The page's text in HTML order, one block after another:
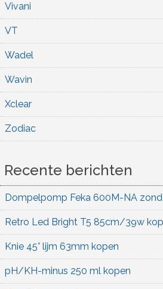
Vivani
VT
Wadel
Wavin
Xclear
Zodiac
Recente berichten
Dompelpomp Feka 600M-NA
Retro Led Bright T5 85cm/39w
Knie 45° lijm 63mm kopen
pH/KH-minus 250 ml kopen